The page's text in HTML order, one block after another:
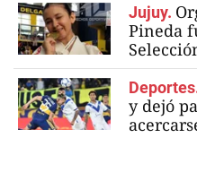
Jujuy.
Pineda
y dejó